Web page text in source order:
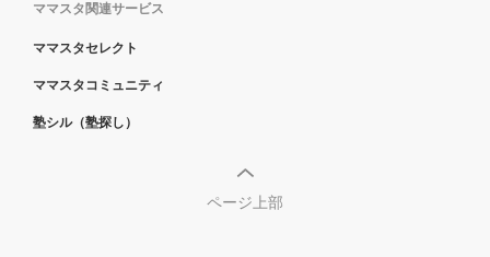
ママスタ関連サービス
ママスタセレクト
ママスタコミュニティ
塾シル（塾探し）
ページ上部